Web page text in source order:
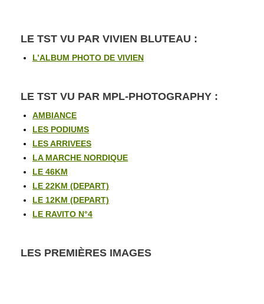
LE TST VU PAR VIVIEN BLUTEAU :
L’ALBUM PHOTO DE VIVIEN
LE TST VU PAR MPL-PHOTOGRAPHY :
AMBIANCE
LES PODIUMS
LES ARRIVEES
LA MARCHE NORDIQUE
LE 46KM
LE 22KM (DEPART)
LE 12KM (DEPART)
LE RAVITO N°4
LES PREMIÈRES IMAGES